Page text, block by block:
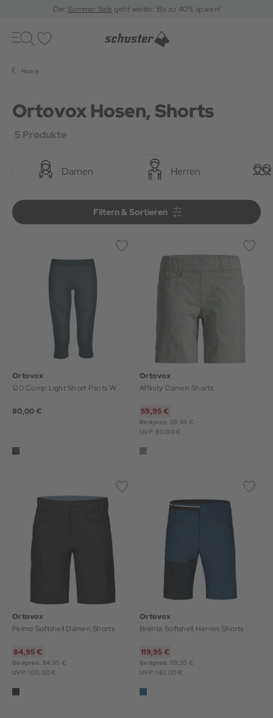
DerSommer Sale geht weiter: Bis zu 40% sparen!
Toggle
navigation
Home
Ortovox Hosen, Shorts
5 Produkte
Damen Herren
Filtern & Sortieren
Filtern & Sortieren
Ortovox
120 Comp Light Short Pants W
80,00 €
Ortovox
Affinity Damen Shorts
59,95 €
Bestpreis: 59,95 €
UVP: 80,00 €
Ortovox
Pelmo Softshell Damen Shorts
84,95 €
Bestpreis: 84,95 €
UVP: 100,00 €
Ortovox
Brenta Softshell Herren Shorts
119,95 €
Bestpreis: 119,95 €
UVP: 140,00 €